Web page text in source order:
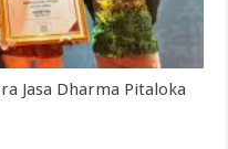
Jasa Dharma Pitaloka